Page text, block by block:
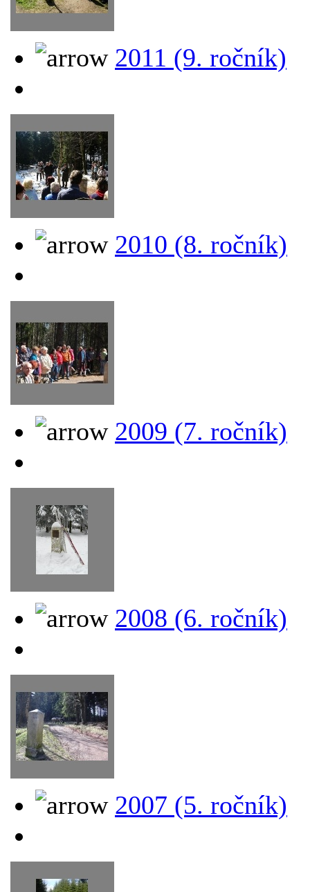
2011 (9. ročník)
2010 (8. ročník)
2009 (7. ročník)
2008 (6. ročník)
2007 (5. ročník)